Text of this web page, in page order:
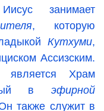
занимает
, которую
Кутхуми,
Ассизским.
является Храм
в эфирной
также служит в